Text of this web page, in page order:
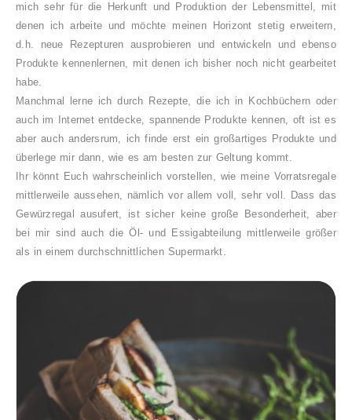
mich sehr für die Herkunft und Produktion der Lebensmittel, mit
denen ich arbeite und möchte meinen Horizont stetig erweitern,
d.h. neue Rezepturen ausprobieren und entwickeln und ebenso
Produkte kennenlernen, mit denen ich bisher noch nicht gearbeitet
habe.
Manchmal lerne ich durch Rezepte, die ich in Kochbüchern oder
auch im Internet entdecke, spannende Produkte kennen, oft ist es
aber auch andersrum, ich finde erst ein großartiges Produkte und
überlege mir dann, wie es am besten zur Geltung kommt.
Ihr könnt Euch wahrscheinlich vorstellen, wie meine Vorratsregale
mittlerweile aussehen, nämlich vor allem voll, sehr voll. Dass das
Gewürzregal ausufert, ist sicher keine große Besonderheit, aber
bei mir sind auch die Öl- und Essigabteilung mittlerweile größer
als in einem durchschnittlichen Supermarkt.